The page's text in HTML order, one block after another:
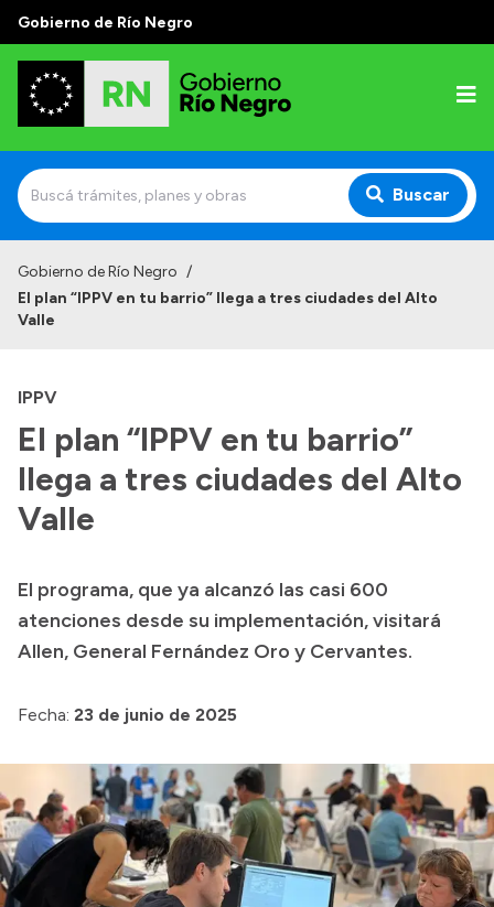
Gobierno de Río Negro
Buscar
Autoridades
Autoridades y Organismos
Discursos en la Legislatura
Casa de Gobierno
Acerca de Río Negro
Geografía
Invertí en Río Negro
Presupuesto
Boletín Oficial
Compras y licitaciones
Consulta de expedientes
Gobierno de Río Negro /
El plan “IPPV en tu barrio” llega a tres ciudades del Alto
Valle
IPPV
El plan “IPPV en tu barrio”
llega a tres ciudades del Alto
Valle
El programa, que ya alcanzó las casi 600
atenciones desde su implementación, visitará
Allen, General Fernández Oro y Cervantes.
Fecha: 23 de junio de 2025